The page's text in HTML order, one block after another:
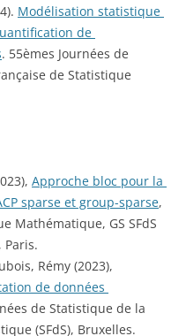
Modélisation statistique
de
. 55èmes Journées de
de Statistique
Approche bloc pour la
sparse et group-sparse,
Mathématique, GS SFdS
de données
de Statistique de la
(SFdS), Bruxelles.